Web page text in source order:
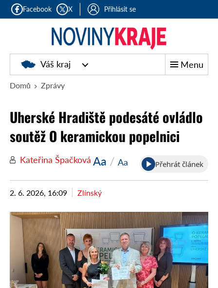
Facebook X Přihlásit se
Noviny
kraje
Váš kraj Menu
Domů Zprávy
Uherské Hradiště podesáté ovládlo
soutěž O keramickou popelnici
Kateřina Špačková Aa / Aa Přehrát článek
2. 6. 2026, 16:09 Zlínský